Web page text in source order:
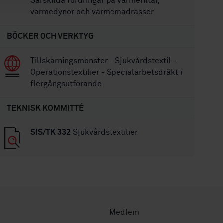
värmedynor och värmemadrasser
BÖCKER OCH VERKTYG
Tillskärningsmönster - Sjukvårdstextil -
Operationstextilier - Specialarbetsdräkt i
flergångsutförande
TEKNISK KOMMITTÉ
SIS/TK 332 Sjukvårdstextilier
Medlem